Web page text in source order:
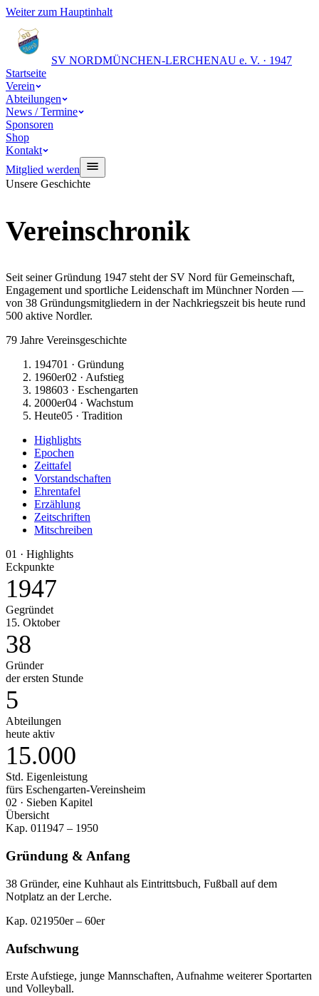
Weiter zum Hauptinhalt
SV NORDMÜNCHEN-LERCHENAU e. V. · 1947
Startseite
Verein
Abteilungen
News / Termine
Sponsoren
Shop
Kontakt
Mitglied werden
Unsere Geschichte
Vereinschronik
Seit seiner Gründung 1947 steht der SV Nord für Gemeinschaft,
Engagement und sportliche Leidenschaft im Münchner Norden —
von 38 Gründungsmitgliedern in der Nachkriegszeit bis heute rund
500 aktive Nordler.
79 Jahre Vereinsgeschichte
194701 · Gründung
1960er02 · Aufstieg
198603 · Eschengarten
2000er04 · Wachstum
Heute05 · Tradition
Highlights
Epochen
Zeittafel
Vorstandschaften
Ehrentafel
Erzählung
Zeitschriften
Mitschreiben
01 · Highlights
Eckpunkte
1947
Gegründet
15. Oktober
38
Gründer
der ersten Stunde
5
Abteilungen
heute aktiv
15.000
Std. Eigenleistung
fürs Eschengarten-Vereinsheim
02 · Sieben Kapitel
Übersicht
Kap. 011947 – 1950
Gründung & Anfang
38 Gründer, eine Kuhhaut als Eintrittsbuch, Fußball auf dem
Notplatz an der Lerche.
Kap. 021950er – 60er
Aufschwung
Erste Aufstiege, junge Mannschaften, Aufnahme weiterer Sportarten
und Volleyball.